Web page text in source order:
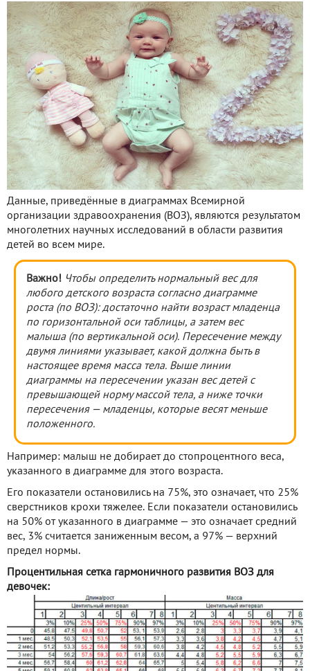
Данные, приведённые в диаграммах Всемирной
организации здравоохранения (ВОЗ), являются результатом
многолетних научных исследований в области развития
детей во всем мире.
Важно! Чтобы определить нормальный вес для
любого детского возраста согласно диаграмме
роста (по ВОЗ): достаточно найти возраст младенца
по горизонтальной оси таблицы, а затем вес
малыша (по вертикальной оси). Пересечение между
двумя линиями указывает, какой должна быть в
настоящее время масса тела. Выше линии
диаграммы на пересечении указан вес детей с
превышающей норму массой тела, а ниже точки
пересечения — младенцы, которые весят меньше
положенного.
Например: малыш не добирает до стопроцентного веса,
указанного в диаграмме для этого возраста.
Его показатели остановились на 75%, это означает, что 25%
сверстников крохи тяжелее. Если показатели остановились
на 50% от указанного в диаграмме — это означает средний
вес, 3% считается заниженным весом, а 97% — верхний
предел нормы.
Процентильная сетка гармоничного развития ВОЗ для
девочек: